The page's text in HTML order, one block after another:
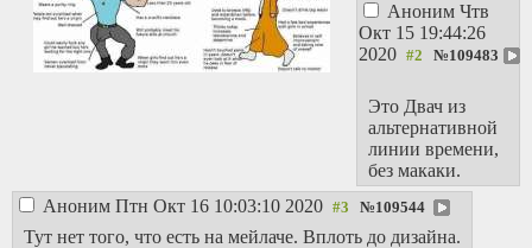
Аноним Чтв
Окт 15 19:44:26
2020
№109483
Это Двач из
альтернативной
линии времени,
без макаки.
Аноним Птн Окт 16 10:03:10 2020 №109544
Тут нет того, что есть на мейлаче. Вплоть до дизайна.